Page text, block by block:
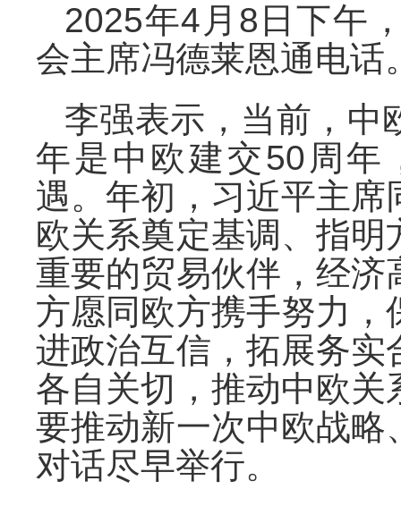
2025年4月8日下午
会主席冯德莱恩通电话
李强表示，当前，中
年是中欧建交50周年
遇。年初，习近平主
欧关系奠定基调、指
重要的贸易伙伴，经
方愿同欧方携手努力
进政治互信，拓展务
各自关切，推动中欧
要推动新一次中欧战
对话尽早举行。